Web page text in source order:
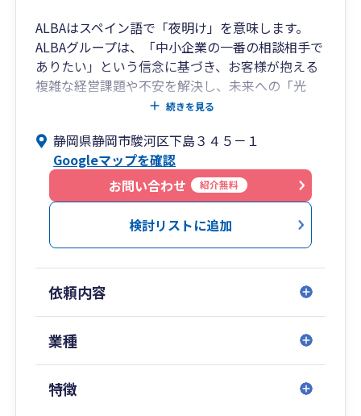
ALBAはスペイン語で「夜明け」を意味します。
ALBAグループは、「中小企業の一番の相談相手で
ありたい」という信念に基づき、お客様が抱える
複雑な経営課題や不安を解決し、未来への「光
明」となることをお約束します。
1.クラウド会計の活用： 資金繰り、業務効率、利
益構造など、お客様が抱える課題に対し、リアル
タイムデータを駆使して迅速に本質的な解決策を
導き出します。データに基づいた戦略的なアドバ
イスで、未来への不安を解消します。
営戦略に至るまで、幅広い専門知識をワンストッ
プで提供。お客様が新しい成長を迎え、その後も
継続的に発展していくための盤石な基盤づくりを
3.いかなる困難も乗り越える伴走支援： 私たちは
続きを見る
静岡県静岡市駿河区下島３４５－１
Googleマップを確認
お問い合わせ
紹介無料
検討リストに追加
依頼内容
業種
特徴